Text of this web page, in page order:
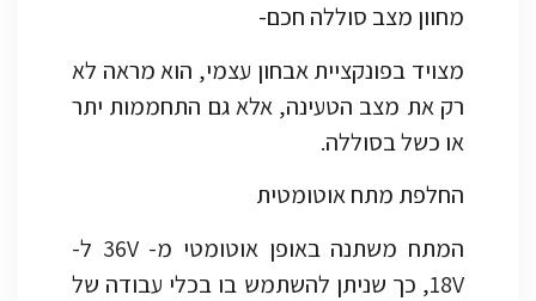
מחוון מצב סוללה חכם-
מצויד בפונקציית אבחון עצמי, הוא מראה לא
רק את מצב הטעינה, אלא גם התחממות יתר
או כשל בסוללה.
החלפת מתח אוטומטית
המתח משתנה באופן אוטומטי מ- 36V ל-
18V, כך שניתן להשתמש בו בכלי עבודה של